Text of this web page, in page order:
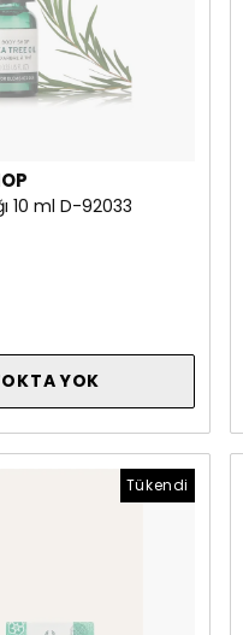
10 ml D-92033
YOK
Tükendi